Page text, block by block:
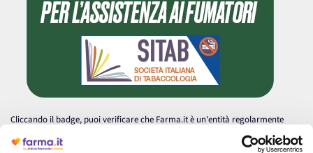
Cliccando il badge, puoi verificare che Farma.it è un'entità regolarmente
autorizzata dal Ministero della Salute a effettuare la vendita online di
medicinali.